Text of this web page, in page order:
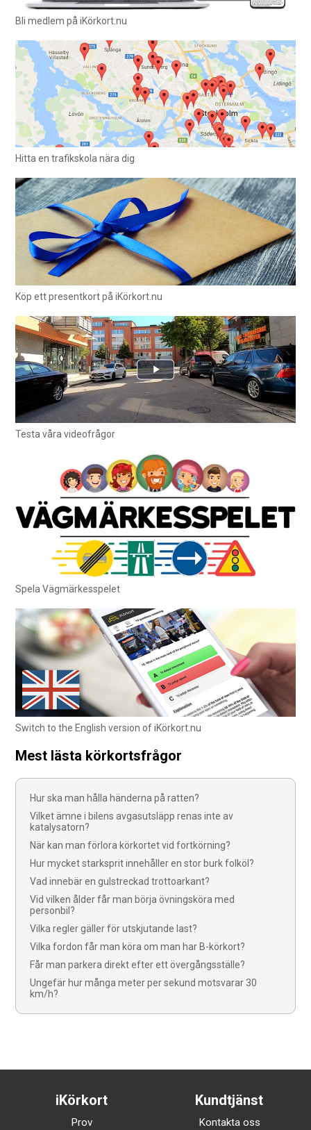
Bli medlem på iKörkort.nu
Hitta en trafikskola nära dig
Köp ett presentkort på iKörkort.nu
Testa våra videofrågor
Spela Vägmärkesspelet
Switch to the English version of iKörkort.nu
Mest lästa körkortsfrågor
Hur ska man hålla händerna på ratten?
Vilket ämne i bilens avgasutsläpp renas inte av
katalysatorn?
När kan man förlora körkortet vid fortkörning?
Hur mycket starksprit innehåller en stor burk folköl?
Vad innebär en gulstreckad trottoarkant?
Vid vilken ålder får man börja övningsköra med
personbil?
Vilka regler gäller för utskjutande last?
Vilka fordon får man köra om man har B-körkort?
Får man parkera direkt efter ett övergångsställe?
Ungefär hur många meter per sekund motsvarar 30
km/h?
iKörkort
Prov
Kundtjänst
Kontakta oss